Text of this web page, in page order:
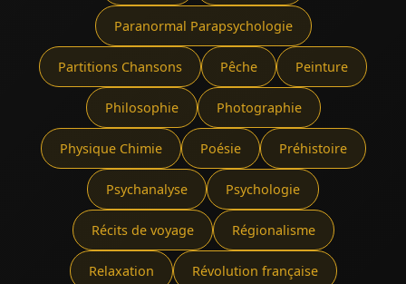
Paranormal Parapsychologie
Partitions Chansons Pêche Peinture
Philosophie Photographie
Physique Chimie Poésie Préhistoire
Psychanalyse Psychologie
Récits de voyage Régionalisme
Relaxation Révolution française